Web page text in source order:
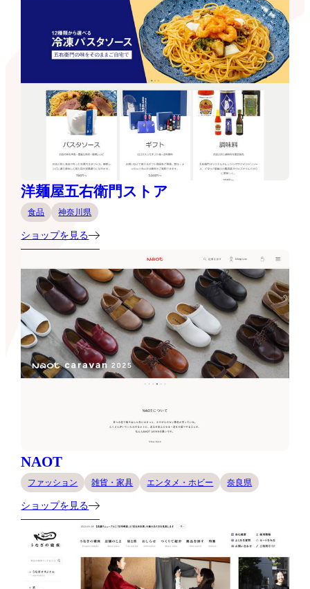
洋麺屋五右衛門ストア
食品 神奈川県
ショップを見る
NAOT
ファッション 雑貨・家具 エンタメ・ホビー 奈良県
ショップを見る